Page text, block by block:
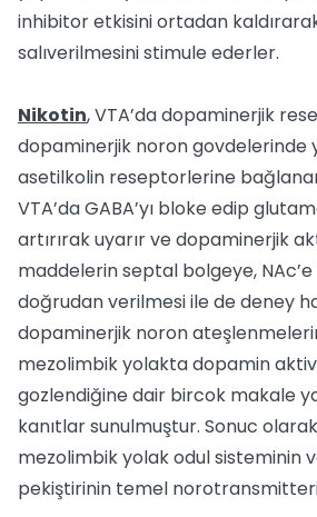
inhibitor etkisini ortadan
salıverilmesini stimule ederler.
Nikotin, VTA’da dopaminerjik
dopaminerjik noron govdelerinde
asetilkolin reseptorlerine
VTA’da GABA’yı bloke edip
artırırak uyarır ve dopaminerjik
maddelerin septal bolgeye, NAc’e
doğrudan verilmesi ile de deney
dopaminerjik noron
mezolimbik yolakta dopamin
gozlendiğine dair bircok makale
kanıtlar sunulmuştur. Sonuc
mezolimbik yolak odul sisteminin
pekiştirinin temel norotransmitteri